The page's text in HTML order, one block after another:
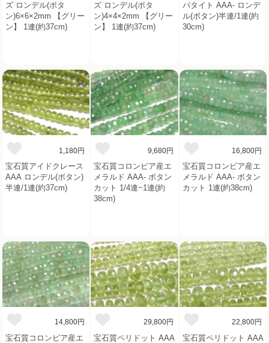
ズ ロンデル(ボタ
ン)6×6×2mm 【グリー
ン】 1連(約37cm)
ズ ロンデル(ボタ
ン)4×4×2mm 【グリー
ン】 1連(約37cm)
パタイト AAA- ロンデ
ル(ボタン)半連/1連(約
30cm)
1,180円
宝石質アイドクレース
AAA ロンデル(ボタン)
半連/1連(約37cm)
9,680円
宝石質コロンビア産エ
メラルド AAA- ボタン
カット 1/4連~1連(約
38cm)
16,800円
宝石質コロンビア産エ
メラルド AAA- ボタン
カット 1連(約38cm)
14,800円
宝石質コロンビア産エ
29,800円
宝石質ペリドット AAA
22,800円
宝石質ペリドット AAA